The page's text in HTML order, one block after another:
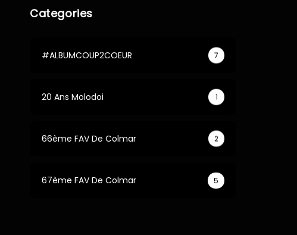
Categories
#ALBUMCOUP2COEUR 7
20 Ans Molodoi 1
66ème FAV De Colmar 2
67ème FAV De Colmar 5